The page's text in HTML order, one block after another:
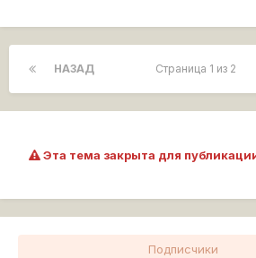
НАЗАД Страница 1 из 2
Эта тема закрыта для
Подписчики